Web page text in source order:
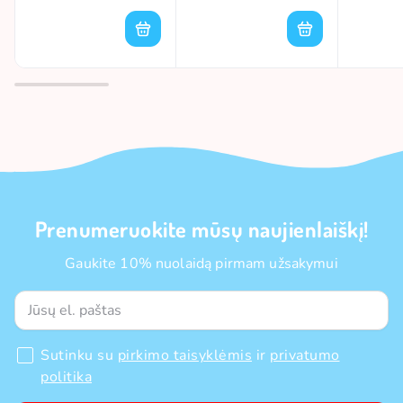
Prenumeruokite mūsų naujienlaiškį!
Gaukite 10% nuolaidą pirmam užsakymui
Sutinku su pirkimo taisyklėmis ir privatumo
politika